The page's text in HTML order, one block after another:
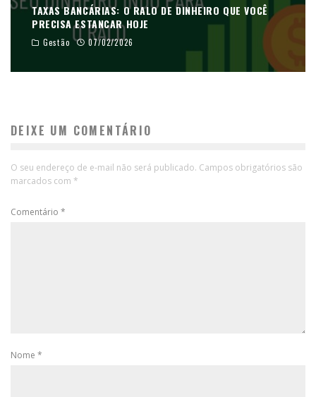
TAXAS BANCÁRIAS: O RALO DE DINHEIRO QUE VOCÊ
PRECISA ESTANCAR HOJE
Gestão 07/02/2026
DEIXE UM COMENTÁRIO
O seu endereço de e-mail não será publicado. Campos obrigatórios são
marcados com *
Comentário *
Nome *